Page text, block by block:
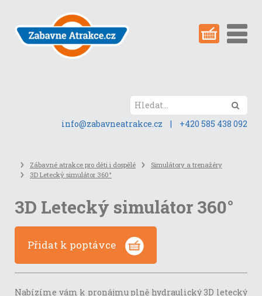
obsah
stránky
info@zabavneatrakce.cz
| +420 585 438 092
Zábavné atrakce pro děti i dospělé
Simulátory a trenažéry
3D Letecký simulátor 360°
3D Letecký simulátor 360°
Přidat k poptávce
Nabízíme vám k pronájmu plně hydraulický 3D letecký